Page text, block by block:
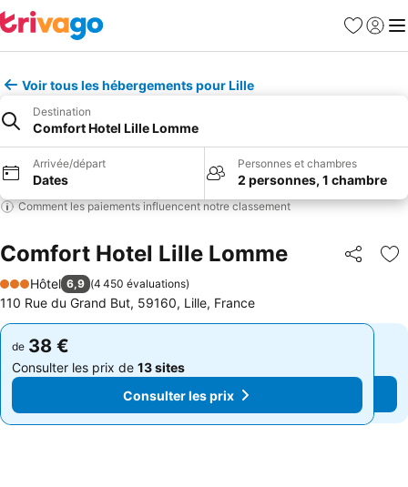
Favoris
Se
Voir tous les hébergements pour Lille
Destination
Comfort Hotel Lille Lomme
Arrivée/départ
Dates
Personnes et chambres
2 personnes, 1 chambre
Comment les paiements influencent notre classement
Comfort Hotel Lille Lomme Partager
3 Étoiles
Hôtel 6,9 (4 450 évaluations)
110 Rue du Grand But, 59160, Lille, France
de 38 €
Consulter les prix de 13 sites
Consulter les prix
de 38 €
Consulter les prix de 13 sites
Consulter les prix